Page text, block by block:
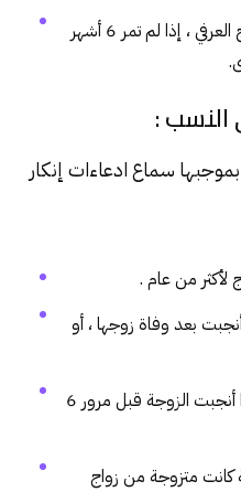
أيضا ، في حالة عدم وجود وثائق للزواج العرفي ، إذا لم تمر 6 أشهر
:
سماع ادعاءات إنكار
لأكثر من عام .
أنجبت بعد وفاة زوجها ، أو
أيضا ، يتم سماع الدعاوى القضائية إذا أنجبت الزوجة قبل مرور 6
كانت متزوجة من زواج